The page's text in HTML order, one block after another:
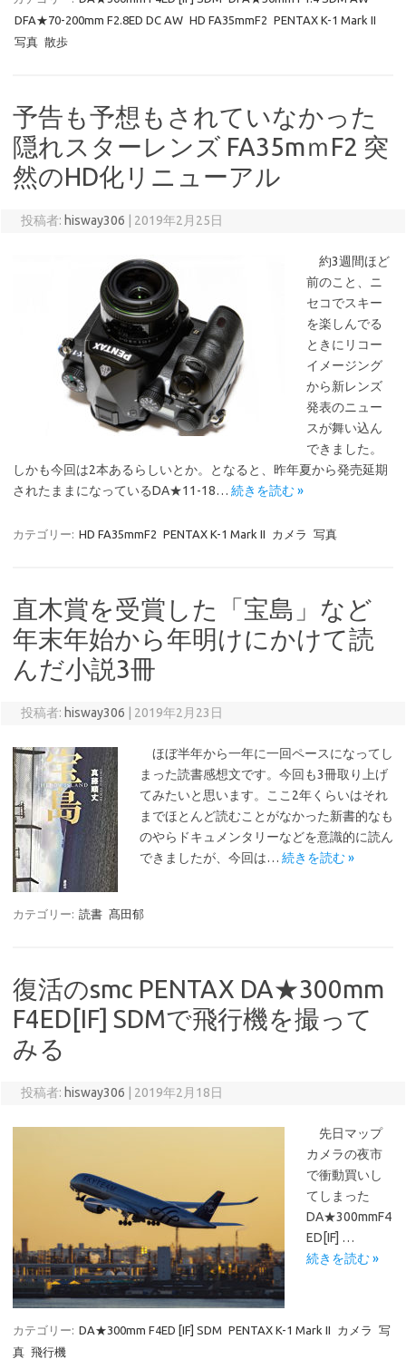
DFA★70-200mm F2.8ED DC AW HD FA35mmF2 PENTAX K-1 Mark II
写真 散歩
予告も予想もされていなかった
隠れスターレンズ FA35mｍF2 突
然のHD化リニューアル
投稿者: hisway306 2019年2月25日
約3週間ほど
前のこと、ニ
セコでスキー
を楽しんでる
ときにリコー
イメージング
から新レンズ
発表のニュー
スが舞い込ん
できました。
しかも今回は2本あるらしいとか。となると、昨年夏から発売延期
されたままになっているDA★11-18… 続きを読む »
カテゴリー: HD FA35mmF2 PENTAX K-1 Mark II カメラ 写真
直木賞を受賞した「宝島」など
年末年始から年明けにかけて読
んだ小説3冊
投稿者: hisway306 2019年2月23日
ほぼ半年から一年に一回ペースになってし
まった読書感想文です。今回も3冊取り上げ
てみたいと思います。ここ2年くらいはそれ
までほとんど読むことがなかった新書的なも
のやらドキュメンタリーなどを意識的に読ん
できましたが、今回は… 続きを読む »
カテゴリー: 読書 髙田郁
復活のsmc PENTAX DA★300mm
F4ED[IF] SDMで飛行機を撮って
みる
投稿者: hisway306 2019年2月18日
先日マップ
カメラの夜市
で衝動買いし
てしまった
DA★300mmF4
ED[IF] …
続きを読む »
カテゴリー: DA★300mm F4ED [IF] SDM PENTAX K-1 Mark II カメラ
写
真 飛行機